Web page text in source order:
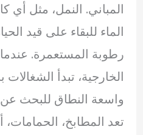
المباني. النمل، مثل أي
الماء للبقاء على قيد
رطوبة المستعمرة. عندما
الخارجية، تبدأ
واسعة النطاق للبحث
تعد المطابخ،